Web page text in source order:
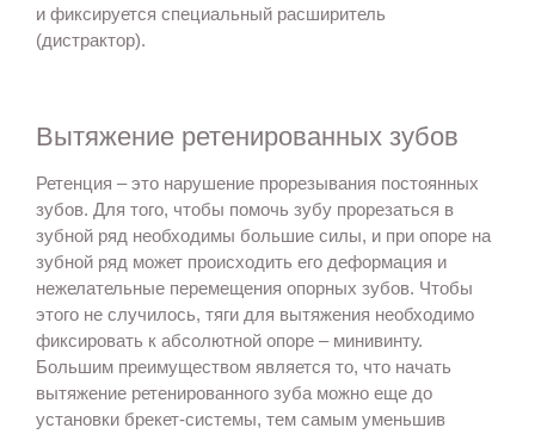
и фиксируется специальный расширитель
(дистрактор).
Вытяжение ретенированных зубов
Ретенция – это нарушение прорезывания постоянных
зубов. Для того, чтобы помочь зубу прорезаться в
зубной ряд необходимы большие силы, и при опоре на
зубной ряд может происходить его деформация и
нежелательные перемещения опорных зубов. Чтобы
этого не случилось, тяги для вытяжения необходимо
фиксировать к абсолютной опоре – минивинту.
Большим преимуществом является то, что начать
вытяжение ретенированного зуба можно еще до
установки брекет-системы, тем самым уменьшив